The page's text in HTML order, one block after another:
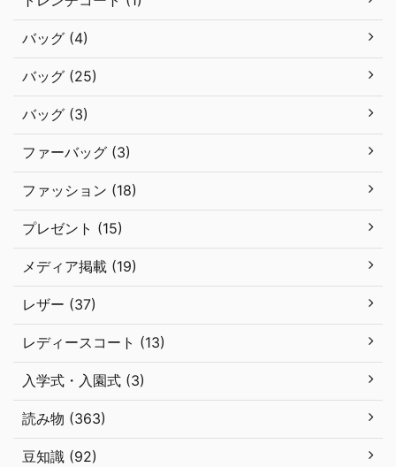
バッグ (4)
バッグ (25)
バッグ (3)
ファーバッグ (3)
ファッション (18)
プレゼント (15)
メディア掲載 (19)
レザー (37)
レディースコート (13)
入学式・入園式 (3)
読み物 (363)
豆知識 (92)